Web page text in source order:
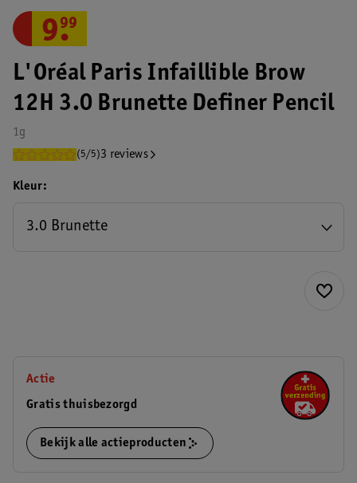
L'Oréal Paris Infaillible Brow
12H 3.0 Brunette Definer Pencil
1g
(5/5)3 reviews
9.
99
Kleur
3.0 Brunette
Actie
Gratis thuisbezorgd
Bekijk alle actieproducten